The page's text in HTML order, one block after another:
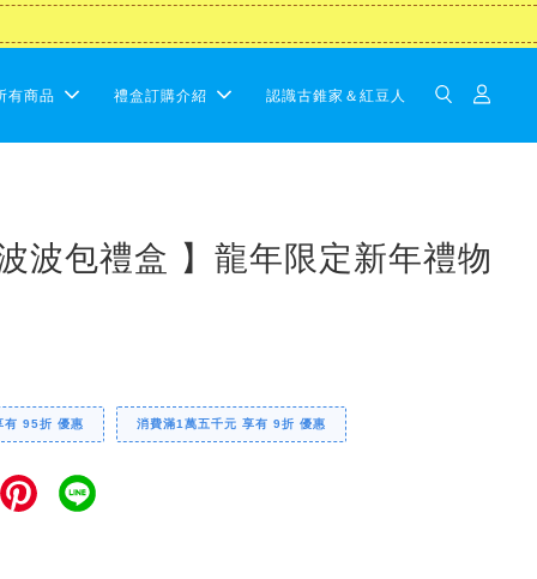
有商品 禮盒訂購介紹 認識古錐家＆紅豆人
波波包禮盒 】龍年限定新年禮物
有 95折 優惠 消費滿1萬五千元 享有 9折 優惠